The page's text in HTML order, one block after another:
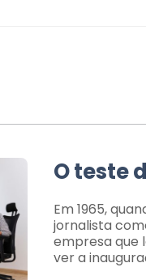
O teste
Em 1965,
jornalista
empresa que
ver a